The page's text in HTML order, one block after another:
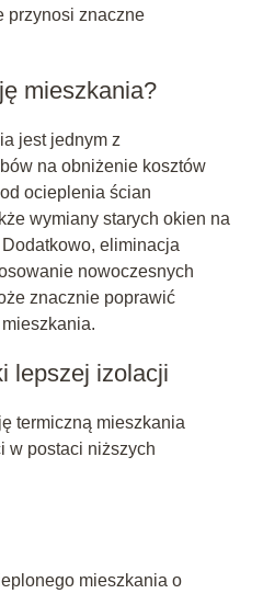
przynosi znaczne
mieszkania?
jest jednym z
na obniżenie kosztów
ocieplenia ścian
wymiany starych okien na
eliminacja
nowoczesnych
znacznie poprawić
lepszej izolacji
termiczną mieszkania
w postaci niższych
mieszkania o